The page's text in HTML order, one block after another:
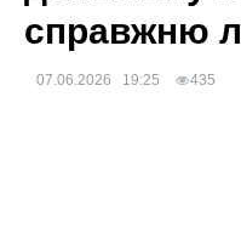
справжню
07.06.2026 19:25 435